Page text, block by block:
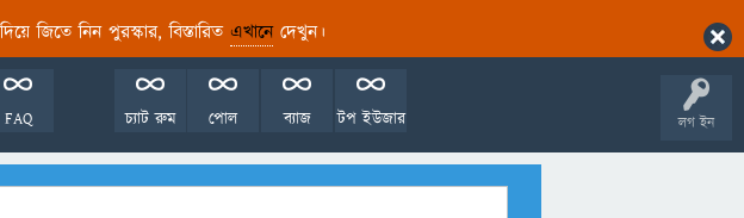
জিতে নিন পুরস্কার, বিস্তারিত এখানেদেখুন।
লগ ইন
FAQ টপ ইউজার
ব্যাজ
পোল
চ্যাট রুম